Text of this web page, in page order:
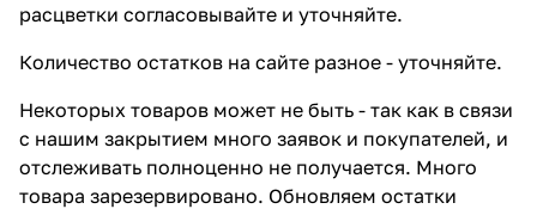
расцветки согласовывайте и уточняйте.
Количество остатков на сайте разное - уточняйте.
Некоторых товаров может не быть - так как в связи
с нашим закрытием много заявок и покупателей, и
отслеживать полноценно не получается. Много
товара зарезервировано. Обновляем остатки